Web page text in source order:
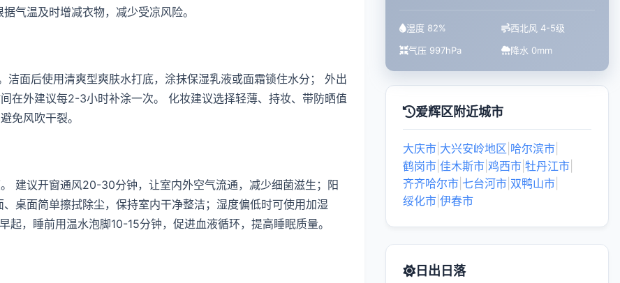
气温及时增减衣物，减少受凉风险。
面后使用清爽型爽肤水打底，涂抹保湿乳液或面霜锁住水分； 外出
在外建议每2-3小时补涂一次。 化妆建议选择轻薄、持妆、带防晒值
免风吹干裂。
建议开窗通风20-30分钟，让室内外空气流通，减少细菌滋生；阳
桌面简单擦拭除尘，保持室内干净整洁；湿度偏低时可使用加湿
，睡前用温水泡脚10-15分钟，促进血液循环，提高睡眠质量。
湿度 82%
西北风 4-5级
气压 997hPa
降水 0mm
爱辉区附近城市
大庆市 大兴安岭地区 哈尔滨市
鹤岗市 佳木斯市 鸡西市 牡丹江市
齐齐哈尔市 七台河市 双鸭山市
绥化市 伊春市
日出日落